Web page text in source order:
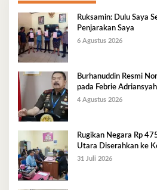
Ruksamin: Dulu Saya
Penjarakan Saya
6 Agustus 2026
Burhanuddin Resmi
pada Febrie Adriansyah
4 Agustus 2026
Rugikan Negara Rp
Utara Diserahkan ke
31 Juli 2026